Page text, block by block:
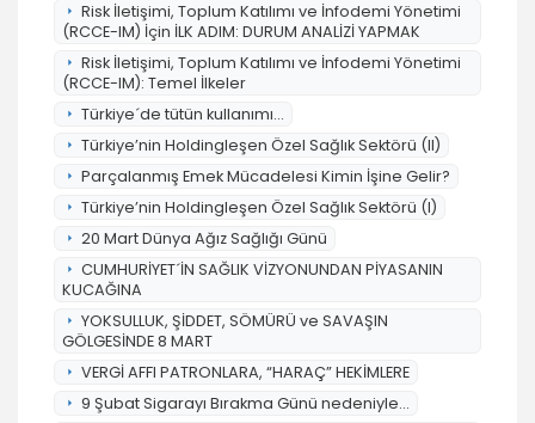
Risk İletişimi, Toplum Katılımı ve İnfodemi Yönetimi
(RCCE-IM) İçin İLK ADIM: DURUM ANALİZİ YAPMAK
Risk İletişimi, Toplum Katılımı ve İnfodemi Yönetimi
(RCCE-IM): Temel İlkeler
Türkiye´de tütün kullanımı...
Türkiye’nin Holdingleşen Özel Sağlık Sektörü (II)
Parçalanmış Emek Mücadelesi Kimin İşine Gelir?
Türkiye’nin Holdingleşen Özel Sağlık Sektörü (I)
20 Mart Dünya Ağız Sağlığı Günü
CUMHURİYET´İN SAĞLIK VİZYONUNDAN PİYASANIN
KUCAĞINA
YOKSULLUK, ŞİDDET, SÖMÜRÜ ve SAVAŞIN
GÖLGESİNDE 8 MART
VERGİ AFFI PATRONLARA, “HARAÇ” HEKİMLERE
9 Şubat Sigarayı Bırakma Günü nedeniyle...